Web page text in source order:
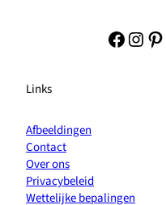
Links
Afbeeldingen
Contact
Over ons
Privacybeleid
Wettelijke bepalingen